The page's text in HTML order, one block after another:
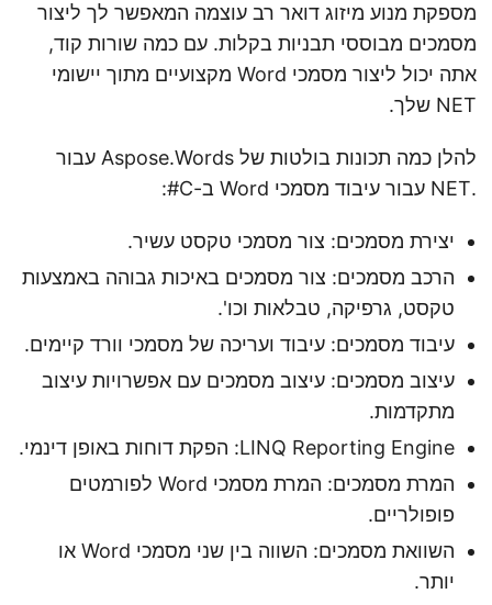
מספקת מנוע מיזוג דואר רב עוצמה המאפשר לך ליצור
מסמכים מבוססי תבניות בקלות. עם כמה שורות קוד,
אתה יכול ליצור מסמכי Word מקצועיים מתוך יישומי
NET שלך.
להלן כמה תכונות בולטות של Aspose.Words עבור
.NET עבור עיבוד מסמכי Word ב-C#:
יצירת מסמכים: צור מסמכי טקסט עשיר.
הרכב מסמכים: צור מסמכים באיכות גבוהה באמצעות
טקסט, גרפיקה, טבלאות וכו'.
עיבוד מסמכים: עיבוד ועריכה של מסמכי וורד קיימים.
עיצוב מסמכים: עיצוב מסמכים עם אפשרויות עיצוב
מתקדמות.
LINQ Reporting Engine: הפקת דוחות באופן דינמי.
המרת מסמכים: המרת מסמכי Word לפורמטים
פופולריים.
השוואת מסמכים: השווה בין שני מסמכי Word או
יותר.